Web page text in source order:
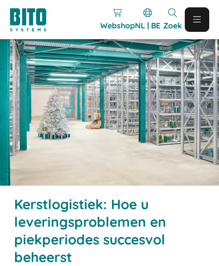
WebshopNL | BE Zoek
Kerstlogistiek: Hoe u
leveringsproblemen en
piekperiodes succesvol
beheerst